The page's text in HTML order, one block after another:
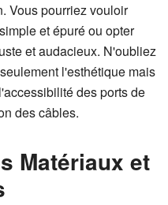
Vous pourriez vouloir
et épuré ou opter
et audacieux. N'oubliez
l'esthétique mais
des ports de
des câbles.
Matériaux et